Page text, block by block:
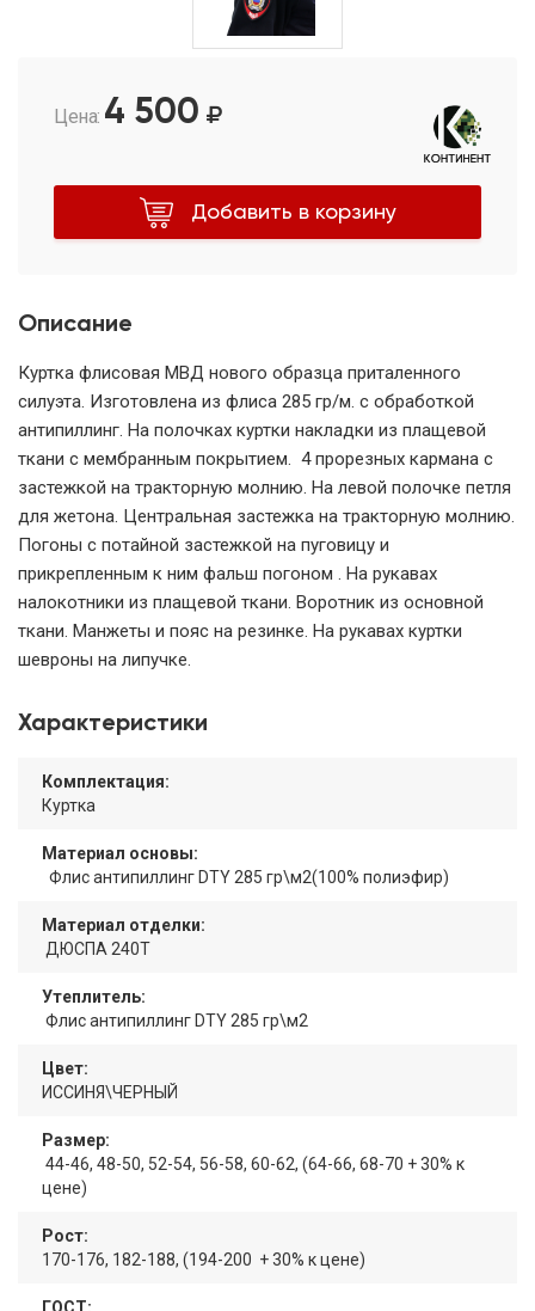
Цена: 4 500
Добавить в корзину
Описание
Куртка флисовая МВД нового образца приталенного
силуэта. Изготовлена из флиса 285 гр/м. с обработкой
антипиллинг. На полочках куртки накладки из плащевой
ткани с мембранным покрытием. 4 прорезных кармана с
застежкой на тракторную молнию. На левой полочке петля
для жетона. Центральная застежка на тракторную молнию.
Погоны с потайной застежкой на пуговицу и
прикрепленным к ним фальш погоном . На рукавах
налокотники из плащевой ткани. Воротник из основной
ткани. Манжеты и пояс на резинке. На рукавах куртки
шевроны на липучке.
Характеристики
Комплектация:
Куртка
Материал основы:
Флис антипиллинг DTY 285 гр\м2(100% полиэфир)
Материал отделки:
ДЮСПА 240Т
Утеплитель:
Флис антипиллинг DTY 285 гр\м2
Цвет:
ИССИНЯ\ЧЕРНЫЙ
Размер:
44-46, 48-50, 52-54, 56-58, 60-62, (64-66, 68-70 + 30% к
цене)
Рост:
170-176, 182-188, (194-200 + 30% к цене)